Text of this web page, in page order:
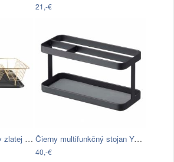
21,-€
Odkvapkávač na riad v zlatej farbe PT… Čierny multifunkčný stojan YAMAZAKI…
40,-€